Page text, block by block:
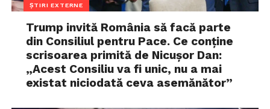
ȘTIRI EXTERNE
Trump invită România să facă parte
din Consiliul pentru Pace. Ce conține
scrisoarea primită de Nicușor Dan:
„Acest Consiliu va fi unic, nu a mai
existat niciodată ceva asemănător”